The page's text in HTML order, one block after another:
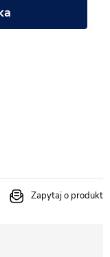
Zapytaj o produkt